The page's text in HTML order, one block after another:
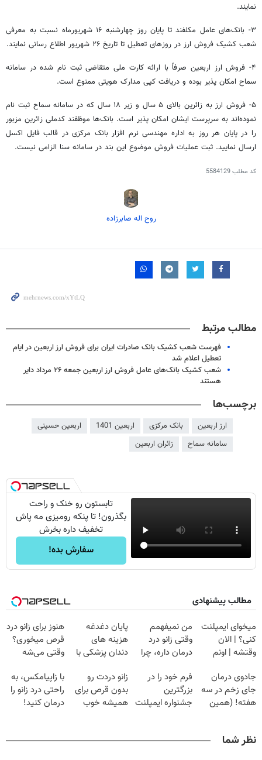
نمایند.
۳- بانک‌های عامل
مکلفند
تا پایان روز چهارشنبه ۱۶ شهریورماه نسبت به معرفی
شعب کشیک فروش ارز در روزهای تعطیل تا تاریخ ۲۶ شهریور اطلاع رسانی نمایند.
۴- فروش ارز اربعین صرفاً با ارائه کارت ملی متقاضی
ثبت نام شده در سامانه
سماح امکان پذیر بوده و دریافت کپی مدارک هویتی ممنوع است.
۵- فروش ارز به
زائرین بالای ۵ سال و زیر ۱۸ سال که در سامانه سماح ثبت نام
نموده‌اند بهسرپرست ایشان امکان پذیر است. بانک‌ها موظفند کدملیزائرین مزبور
را در پایان هر روز به اداره مهندسی نرم افزار بانک مرکزی در قالب فایل اکسل
ارسال نمایید. ثبت عملیات فروش موضوع این بند در سامانه سنا الزامی نیست.
کد مطلب5584129
روح اله صابرزاده
مطالب مرتبط
فهرست شعب کشیک بانک صادرات ایران برای فروش ارز اربعین در ایام
تعطیل اعلام شد
شعب کشیک بانک‌های عامل فروش ارز اربعین جمعه ۲۶ مرداد دایر
هستند
برچسب‌ها
ارز اربعین بانک مرکزی اربعین 1401
اربعین حسینی
سامانه سماح
زائران اربعین
تابستون رو خنک و راحت
بگذرون! تا پنکه رومیزی مه پاش
تخفیف داره بخرش
سفارش بده!
مطالب پیشنهادی
میخوای ایمپلنت
کنی؟ | الان
وقتشه | اونم
میلیون تومان!!!
من نمیفهمم
وقتی زانو درد
درمان داره، چرا
تحمل میکنی؟❗
پایان دغدغه
هزینه های
دندان پزشکی با
خانگی
هنوز برای زانو درد
قرص میخوری؟
وقتی می‌شه
درمانش کرد؟؟؟؟
جادوی درمان
جای زخم در سه
هفته! (همین
فرم خود را در
بزرگترین
جشنواره ایمپلنت
زانو دردت رو
بدون قرص برای
همیشه خوب
با زاپیامکس، به
راحتی درد زانو را
درمان کنید!
نظر شما